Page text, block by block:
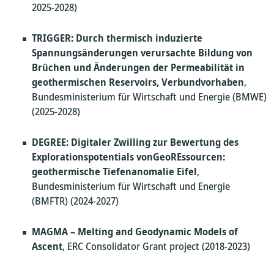
2025-2028)
TRIGGER: Durch thermisch induzierte
Spannungsänderungen verursachte Bildung von
Brüchen und Änderungen der Permeabilität in
geothermischen Reservoirs,Verbundvorhaben,
Bundesministerium für Wirtschaft und Energie (BMWE)
(2025-2028)
DEGREE: Digitaler Zwilling zur Bewertung des
Explorationspotentials vonGeoREssourcen:
geothermische Tiefenanomalie Eifel,
Bundesministerium für Wirtschaft und Energie
(BMFTR) (2024-2027)
MAGMA– Melting and Geodynamic Models of
Ascent, ERC Consolidator Grant project (2018-2023)